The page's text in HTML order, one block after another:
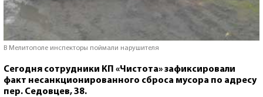
В Мелитополе инспекторы поймали нарушителя
Сегодня сотрудники КП «Чистота» зафиксировали
факт несанкционированного сброса мусора по адресу
пер. Седовцев, 38.